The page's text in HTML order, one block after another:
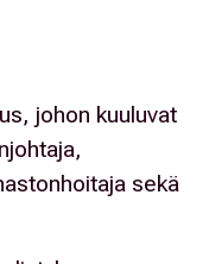
johon kuuluvat
sekä